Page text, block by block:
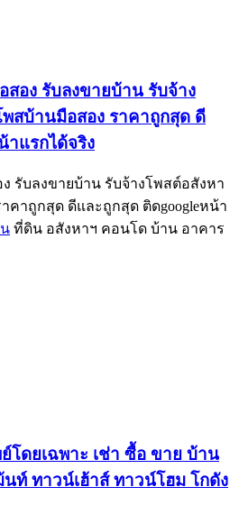
อง รับลงขายบ้าน รับจ้าง
สบ้านมือสอง ราคาถูกสุด ดี
าแรกได้จริง
รับลงขายบ้าน รับจ้างโพสต์อสังหา
คาถูกสุด ดีและถูกสุด ติดgoogleหน้า
ที่ดิน อสังหาฯ คอนโด บ้าน อาคาร
โดยเฉพาะ เช่า ซื้อ ขาย บ้าน
ท์ ทาวน์เฮ้าส์ ทาวน์โฮม โกดัง